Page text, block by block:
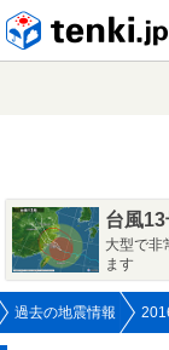
台風
大型で非
ます
過去の地震情報